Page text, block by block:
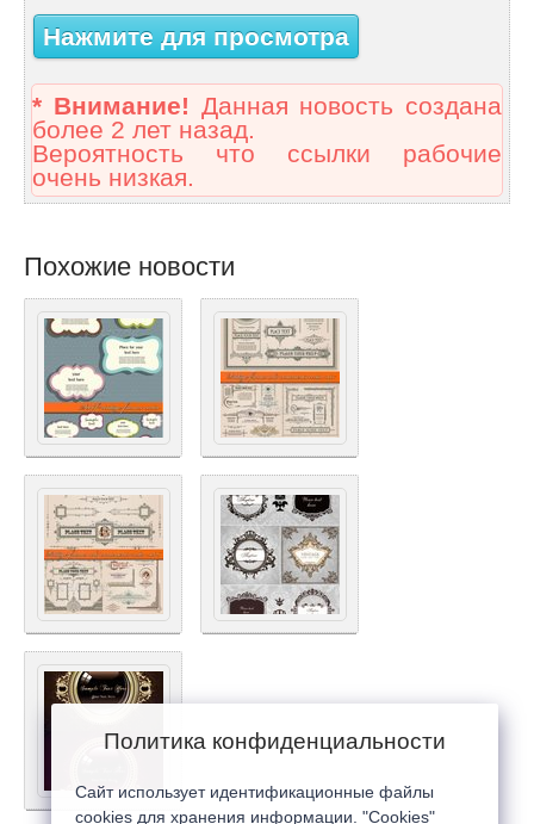
Нажмите для просмотра
* Внимание! Данная новость создана
более 2 лет назад.
Вероятность что ссылки рабочие
очень низкая.
Похожие новости
Политика конфиденциальности
Сайт использует идентификационные файлы
cookies для хранения информации. "Cookies"